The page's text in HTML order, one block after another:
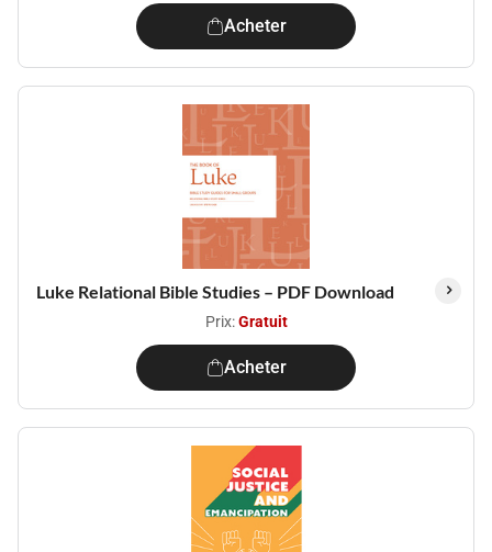
Acheter
Luke Relational Bible Studies – PDF Download
Prix:Gratuit
Acheter